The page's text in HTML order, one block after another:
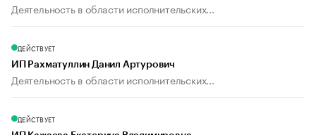
Деятельность в области исполнительских...
ДЕЙСТВУЕТ
ИП Рахматуллин Данил Артурович
Деятельность в области исполнительских...
ДЕЙСТВУЕТ